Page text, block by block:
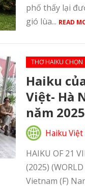
phố thấy lại
gió lùa... READ
THƠ HAIKU CHỌN
Haiku
Việt- Hà
năm 2025
Haiku Việt
HAIKU OF 21
(2025)
Vietnam (F)